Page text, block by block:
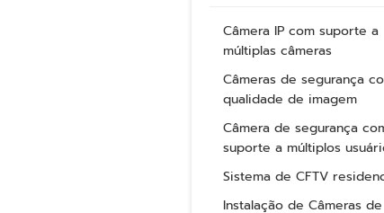
Câmera IP com suporte a
múltiplas câmeras
Câmeras de segurança
qualidade de imagem
Câmera de segurança
suporte a múltiplos
Sistema de CFTV
Instalação de Câmeras de